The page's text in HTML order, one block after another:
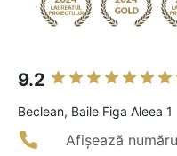
9.2
Beclean, Baile Figa Aleea 1
Afișează